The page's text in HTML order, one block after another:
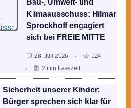
Bau-, Umwelt- und
Klimaausschuss: Hilmar
Sprockhoff engagiert
sich bei FREIE MITTE
28. Juli 2026
124
2 min Lesezeit
Sicherheit unserer Kinder:
Bürger sprechen sich klar für